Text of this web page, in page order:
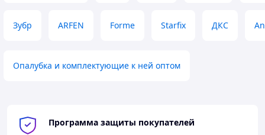
Зубр ARFEN Forme Starfix ДКС
Опалубка и комплектующие к ней оптом
Программа защиты покупателей